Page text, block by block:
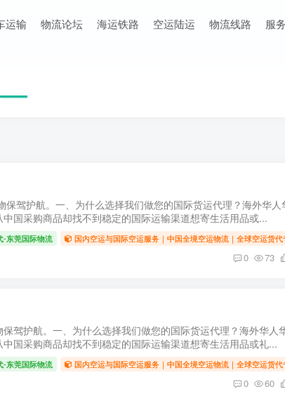
运输 物流论坛 海运铁路 空运陆运 物流线路 服
保驾护航。一、为什么选择我们做您的国际货运代理？海外华人
国采购商品却找不到稳定的国际运输渠道想寄生活用品或...
-东莞国际物流 国内空运与国际空运服务｜中国全境空运物流｜全球空运货代
0 73
驾护航。一、为什么选择我们做您的国际货运代理？海外华人
国采购商品却找不到稳定的国际运输渠道想寄生活用品或礼...
-东莞国际物流 国内空运与国际空运服务｜中国全境空运物流｜全球空运货代
0 60